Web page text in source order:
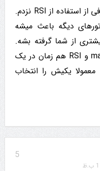
من در این روش حرفی از استفاده از RSI نزدم.
دیگه باعث میشه
از شما گرفته بشه.
کم پیش میاد از macd و RSI هم زمان در یک
یکیش را انتخاب
5